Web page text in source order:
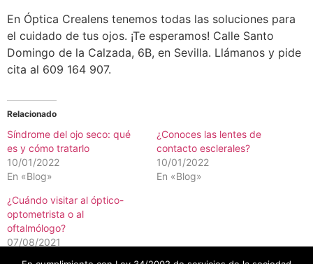
En Óptica Crealens tenemos todas las soluciones para
el cuidado de tus ojos. ¡Te esperamos! Calle Santo
Domingo de la Calzada, 6B, en Sevilla. Llámanos y pide
cita al 609 164 907.
Relacionado
Síndrome del ojo seco: qué
es y cómo tratarlo
10/01/2022
En «Blog»
¿Conoces las lentes de
contacto esclerales?
10/01/2022
En «Blog»
¿Cuándo visitar al óptico-
optometrista o al
oftalmólogo?
07/08/2021